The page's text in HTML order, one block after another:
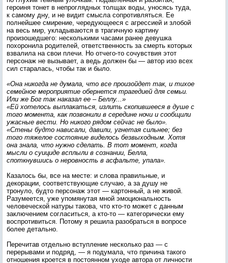
героиня тонет в непроглядных толщах воды, уносясь туда,
к самому дну, и не видит смысла сопротивляться. Ее
полнейшее смирение, чередующееся с агрессией и злобой
на весь мир, укладываются в трагичную картину
произошедшего: несколькими часами ранее девушка
похоронила родителей, ответственность за смерть которых
взвалила на свои плечи. Но отчего-то сочувствия этот
персонаж не вызывает, а ведь должен бы — автор изо всех
сил старалась, чтобы так и было.
«Она никогда не думала, что все произойдет так, и тихое
семейное мероприятие обернется трагедией для семьи.
Или же Бог так наказал ее – Беллу...»
«Ей хотелось выплакаться, излить скопившееся в душе с
того момента, как позвонили в середине ночи и сообщили
ужасные вести. Но никого рядом сейчас не было».
«Стены будто нависали, давили, угнетая сильнее; без
того тяжелое состояние виделось безвыходным. Хотя
она знала, что нужно сделать. В тот момент, когда
мысли о суициде всплыли в сознании, Белла,
споткнувшись о неровность в асфальте, упала».
Казалось бы, все на месте: и слова правильные, и
декорации, соответствующие случаю, а за душу не
тронуло, будто персонаж этот — картонный, а не живой.
Разумеется, уже упомянутая мной эмоциональность
человеческой натуры такова, что кто-то может с данным
заключением согласиться, а кто-то — категорически ему
воспротивиться. Потому я решила разобраться в вопросе
более детально.
Перечитав отдельно вступление несколько раз — с
перерывами и подряд, — я подумала, что причина такого
отношения кроется в постоянном уходе автора от личности